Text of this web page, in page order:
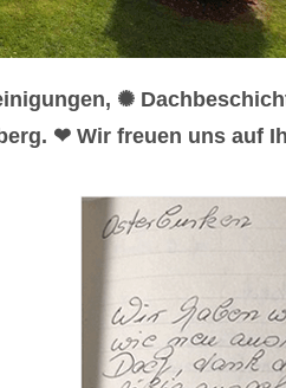
✺
❤ Wir freuen uns auf